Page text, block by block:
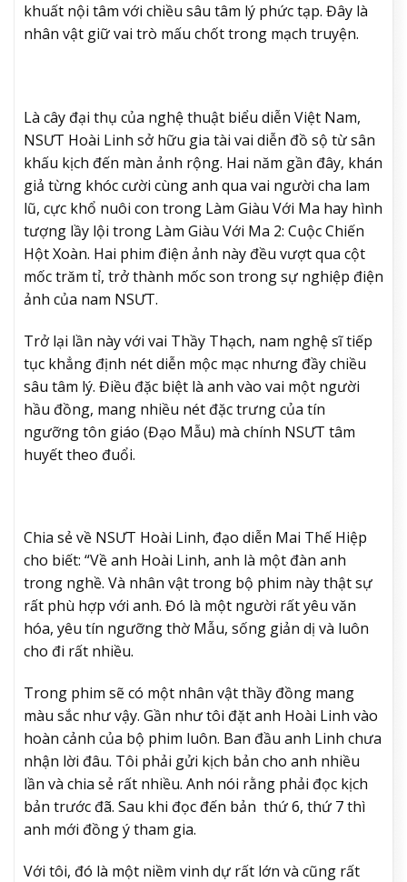
khuất nội tâm với chiều sâu tâm lý phức tạp. Đây là
nhân vật giữ vai trò mấu chốt trong mạch truyện.
Là cây đại thụ của nghệ thuật biểu diễn Việt Nam,
NSƯT Hoài Linh sở hữu gia tài vai diễn đồ sộ từ sân
khấu kịch đến màn ảnh rộng. Hai năm gần đây, khán
giả từng khóc cười cùng anh qua vai người cha lam
lũ, cực khổ nuôi con trong Làm Giàu Với Ma hay hình
tượng lầy lội trong Làm Giàu Với Ma 2: Cuộc Chiến
Hột Xoàn. Hai phim điện ảnh này đều vượt qua cột
mốc trăm tỉ, trở thành mốc son trong sự nghiệp điện
ảnh của nam NSƯT.
Trở lại lần này với vai Thầy Thạch, nam nghệ sĩ tiếp
tục khẳng định nét diễn mộc mạc nhưng đầy chiều
sâu tâm lý. Điều đặc biệt là anh vào vai một người
hầu đồng, mang nhiều nét đặc trưng của tín
ngưỡng tôn giáo (Đạo Mẫu) mà chính NSƯT tâm
huyết theo đuổi.
Chia sẻ về NSƯT Hoài Linh, đạo diễn Mai Thế Hiệp
cho biết: “Về anh Hoài Linh, anh là một đàn anh
trong nghề. Và nhân vật trong bộ phim này thật sự
rất phù hợp với anh. Đó là một người rất yêu văn
hóa, yêu tín ngưỡng thờ Mẫu, sống giản dị và luôn
cho đi rất nhiều.
Trong phim sẽ có một nhân vật thầy đồng mang
màu sắc như vậy. Gần như tôi đặt anh Hoài Linh vào
hoàn cảnh của bộ phim luôn. Ban đầu anh Linh chưa
nhận lời đâu. Tôi phải gửi kịch bản cho anh nhiều
lần và chia sẻ rất nhiều. Anh nói rằng phải đọc kịch
bản trước đã. Sau khi đọc đến bản thứ 6, thứ 7 thì
anh mới đồng ý tham gia.
Với tôi, đó là một niềm vinh dự rất lớn và cũng rất